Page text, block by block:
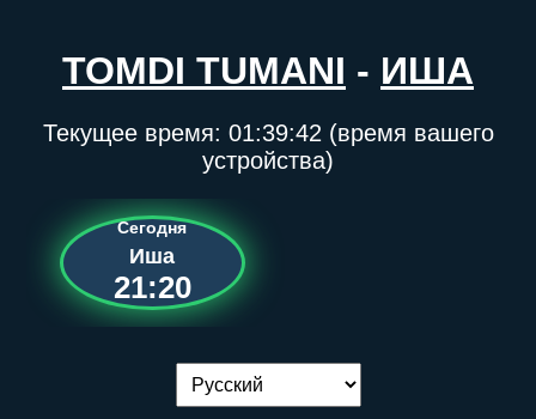
TOMDI TUMANI - ИША
Текущее время: 01:39:42 (время вашего
устройства)
Сегодня
Иша
21:20
Переключение языка: